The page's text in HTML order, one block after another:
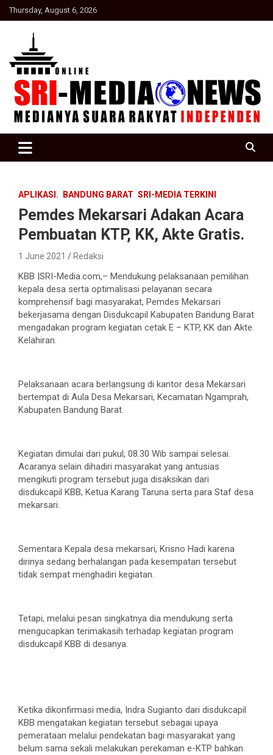
Skip
to
Thursday, August 6, 2026
SRI Media news
APLIKASI. BANDUNG BARAT SRI-MEDIA TERKINI
Pemdes Mekarsari Adakan Acara
Pembuatan KTP, KK, Akte Gratis.
1 June 2021 Redaksi
KBB |SRI-Media.com,– Mendukung pelaksanaan pemilihan
kepala desa serta optimalisasi pelayanan secara
komprehensif bagi masyarakat, Pemdes Mekarsari
bekerjasama dengan Disdukcapil Kabupaten Bandung Barat
mengadakan program kegiatan cetak E – KTP, KK dan Akte
Kelahiran.
Pelaksanaan acara berlangsung di kantor desa Mekarsari
bertempat di Aula Desa Mekarsari, Kecamatan Ngamprah,
Kabupaten Bandung Barat.
Kegiatan dimulai dari pukul, 08.30 Wib sampai selesai.
Acaranya selain dihadiri masyarakat yang antusias
mengikuti program tersebut juga disaksikan dari
disdukcapil KBB, Ketua Karang Taruna serta para Staf desa
mekarsari.
Sementara Kepala desa mekarsari, Krisno Hadi karena
dirinya sedang berhalangan pada kesempatan tersebut
tidak sempat menghadiri kegiatan.
Tetapi, melalui pesan singkatnya dia mendukung serta
mengucapkan terimakasih terhadap kegiatan program
disdukcapil KBB di desanya.
Ketika dikonfirmasi media, Indra Sugianto dari disdukcapil
KBB mengatakan kegiatan tersebut sebagai upaya
pemerataan melalui pendekatan bagi masyarakat yang
belum sama sekali melakukan perekaman e-KTP bahkan